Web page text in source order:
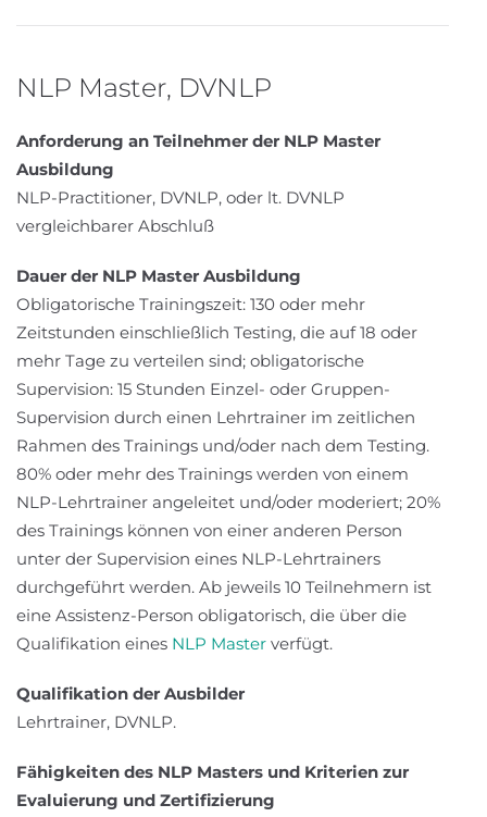
NLP Master, DVNLP
Anforderung an Teilnehmer der NLP Master
Ausbildung
NLP-Practitioner, DVNLP, oder lt. DVNLP
vergleichbarer Abschluß
Dauer der NLP Master Ausbildung
Obligatorische Trainingszeit: 130 oder mehr
Zeitstunden einschließlich Testing, die auf 18 oder
mehr Tage zu verteilen sind; obligatorische
Supervision: 15 Stunden Einzel- oder Gruppen-
Supervision durch einen Lehrtrainer im zeitlichen
Rahmen des Trainings und/oder nach dem Testing.
80% oder mehr des Trainings werden von einem
NLP-Lehrtrainer angeleitet und/oder moderiert; 20%
des Trainings können von einer anderen Person
unter der Supervision eines NLP-Lehrtrainers
durchgeführt werden. Ab jeweils 10 Teilnehmern ist
eine Assistenz-Person obligatorisch, die über die
Qualifikation eines NLP Master verfügt.
Qualifikation der Ausbilder
Lehrtrainer, DVNLP.
Fähigkeiten des NLP Masters und Kriterien zur
Evaluierung und Zertifizierung